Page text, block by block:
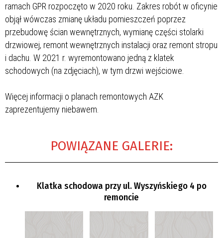
ramach GPR rozpoczęto w 2020 roku. Zakres robót w oficynie
objął wówczas zmianę układu pomieszczeń poprzez
przebudowę ścian wewnętrznych, wymianę części stolarki
drzwiowej, remont wewnętrznych instalacji oraz remont stropu
i dachu. W 2021 r. wyremontowano jedną z klatek
schodowych (na zdjęciach), w tym drzwi wejściowe.
Więcej informacji o planach remontowych AZK
zaprezentujemy niebawem.
POWIĄZANE GALERIE:
Klatka schodowa przy ul. Wyszyńskiego 4 po
remoncie